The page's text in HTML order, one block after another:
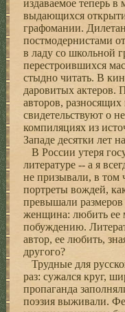
издаваемое теперь
выдающихся
графомании.
постмодернистами
в ладу со школьной
перестроившихся
стыдно читать. В
даровитых
авторов,
свидетельствуют о
компиляциях из
Западе десятки лет
В России утеря
литературе -- а я
не призывали, в том
портреты вождей,
превышали
женщина: любить ее
побуждению.
автор, ее любить,
другого?
Трудные для
раз: сужался круг,
пропаганда
поэзия выживали.